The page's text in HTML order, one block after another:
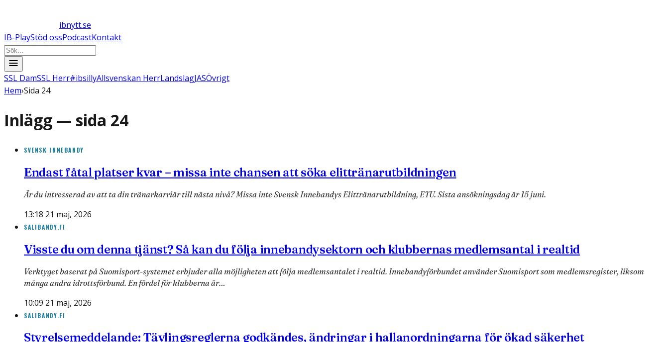
ibnytt.se
IB-PlayStöd ossPodcastKontakt
SSL DamSSL Herr#ibsillyAllsvenskan HerrLandslagJASÖvrigt
Hem›Sida 24
Inlägg — sida 24
SVENSK INNEBANDY
Endast fåtal platser kvar – missa inte chansen att söka elittränarutbildningen
Är du intresserad av att ta din tränarkarriär till nästa nivå? Missa inte Svensk Innebandys Elittränarutbildning, ETU. Sista ansökningsdag är 15 juni.
13:18 21 maj, 2026
SALIBANDY.FI
Visste du om denna tjänst? Så kan du följa innebandysektorn och klubbernas medlemsantal i realtid
Verktyget baserat på Suomisport-systemet erbjuder alla möjligheten att följa medlemsantalet i realtid. Innebandyförbundet använder Suomisport som medlemsregister, liksom
många andra idrottsförbund. En fördel för klubberna är…
10:09 21 maj, 2026
SALIBANDY.FI
Styrelsemeddela­nde: Tävlingsreglerna godkändes, ändringar i hallanordningarna för ökad säkerhet